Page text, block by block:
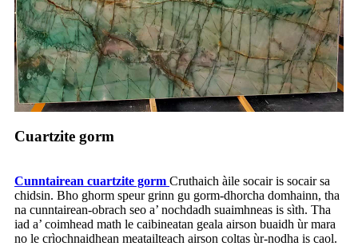
Cuartzite gorm
Cunntairean cuartzite gorm Cruthaich àile socair is socair sa
chidsin. Bho ghorm speur grinn gu gorm-dhorcha domhainn, tha
na cunntairean-obrach seo a’ nochdadh suaimhneas is sìth. Tha
iad a’ coimhead math le caibineatan geala airson buaidh ùr mara
no le crìochnaidhean meatailteach airson coltas ùr-nodha is caol.